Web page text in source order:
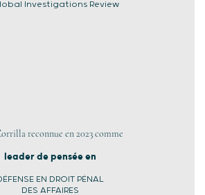
reconnue en 2023 comme
leader de pensée en
EN DROIT PÉNAL
DES AFFAIRES